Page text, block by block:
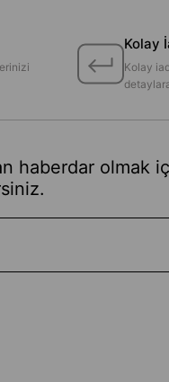
Kolay
Kolay
haberdar olmak